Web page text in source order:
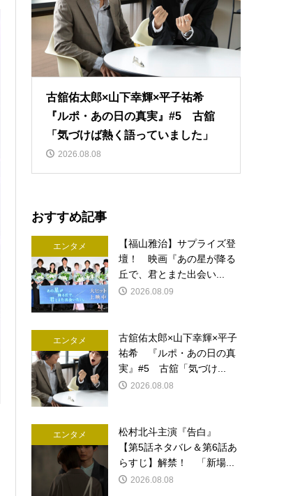
古舘佑太郎×山下幸輝×平子祐希
『ルポ・あの日の真実』#5 古舘
「気づけば熱く語っていました」
2026.08.08
おすすめ記事
エンタメ
【福山雅治】サプライズ登
壇！ 映画『あの星が降る
丘で、君とまた出会い...
2026.08.09
エンタメ
古舘佑太郎×山下幸輝×平子
祐希 『ルポ・あの日の真
実』#5 古舘「気づけ...
2026.08.08
エンタメ
松村北斗主演『告白』
【第5話ネタバレ＆第6話あ
らすじ】解禁！ 「新場...
2026.08.08